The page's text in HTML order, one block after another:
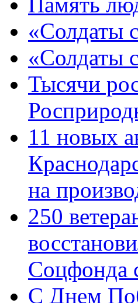
«Солдаты
«Солдаты
Тысячи
11 новых
на
250
Соцфонда
С Днем